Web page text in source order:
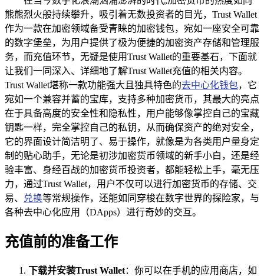
熊熊烈火般持续攀升，吸引着无数投资者的目光，Trust Wallet
作为一款在加密领域备受青睐的加密钱包，宛如一座安全可靠
的数字堡垒，为用户提供了极为便捷的加密资产存储和管理服
务，而充值环节，无疑是使用Trust Wallet的重要基石，下面就
让我们一同深入、详细地了解Trust Wallet充值的相关内容。
Trust Wallet堪称一款功能强大且独具特色的去中心化钱包，它
宛如一个兼容并蓄的宝库，支持多种加密货币，其最大的亮点
在于具备高度的安全性和隐私性，用户能够像掌控自己的宝藏
钥匙一样，完全掌控自己的私钥，从而确保资产的绝对安全，
它的界面设计简洁明了、易于操作，就像是为各类用户量身定
制的贴心助手，无论是初涉加密货币领域的新手小白，还是经
验丰富、身经百战的加密货币投资者，都能轻松上手，毫无压
力，通过Trust Wallet，用户不仅可以进行加密货币的存储、交
易、
兑换等常规操作，还能如同穿梭在数字世界的探险家，与
各种去中心化应用（DApps）进行奇妙的交互。
充值前的准备工作
下载并安装Trust Wallet：你可以在手机的应用商店，如